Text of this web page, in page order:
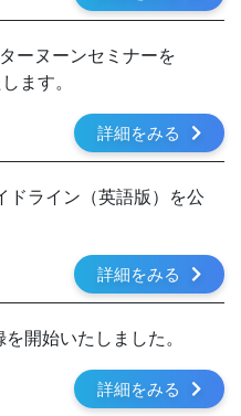
ーヌーンセミナーを
ます。
詳細をみる
ドライン（英語版）を公
詳細をみる
開始いたしました。
詳細をみる